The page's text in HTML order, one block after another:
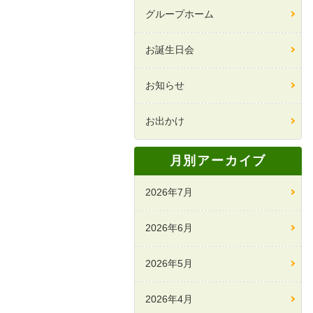
グループホーム
お誕生日会
お知らせ
お出かけ
月別アーカイブ
2026年7月
2026年6月
2026年5月
2026年4月